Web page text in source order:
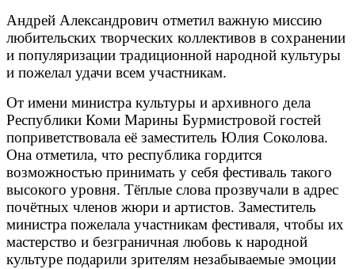
Андрей Александрович отметил важную миссию
любительских творческих коллективов в сохранении
и популяризации традиционной народной культуры
и пожелал удачи всем участникам.
От имени министра культуры и архивного дела
Республики Коми Марины Бурмистровой гостей
поприветствовала её заместитель Юлия Соколова.
Она отметила, что республика гордится
возможностью принимать у себя фестиваль такого
высокого уровня. Тёплые слова прозвучали в адрес
почётных членов жюри и артистов. Заместитель
министра пожелала участникам фестиваля, чтобы их
мастерство и безграничная любовь к народной
культуре подарили зрителям незабываемые эмоции